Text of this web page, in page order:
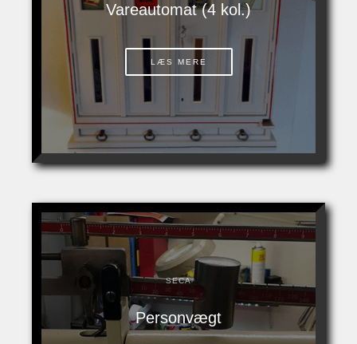
Vareautomat (4 kol.)
LÆS MERE
SECA
Personvægt